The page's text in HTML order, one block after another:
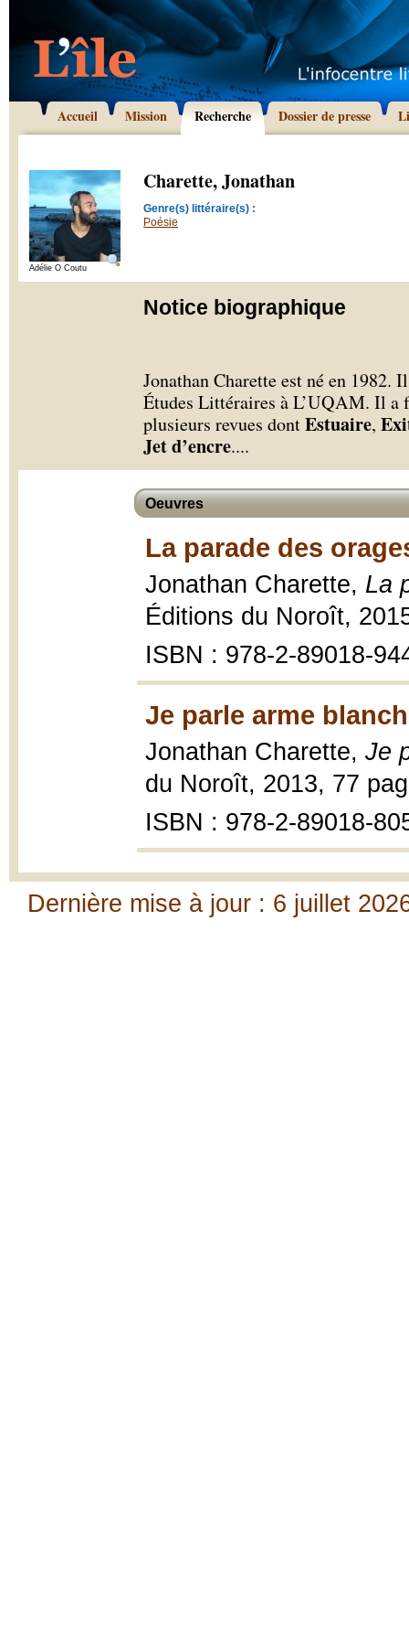
Accueil Mission Recherche Dossier de presse
Adélie O Coutu
Charette, Jonathan
Genre(s) littéraire(s) :
Poésie
Notice biographique
Jonathan Charette est né en 1982.
Études Littéraires à L’UQAM. Il a
plusieurs revues dontEstuaire,
Jet d’encre....
Oeuvres
La parade des
Jonathan Charette, La
Éditions du Noroît,
ISBN : 978-2-89018-
Je parle arme
Jonathan Charette, Je
du Noroît, 2013, 77
ISBN : 978-2-89018-
Dernière mise à jour : 6 juillet